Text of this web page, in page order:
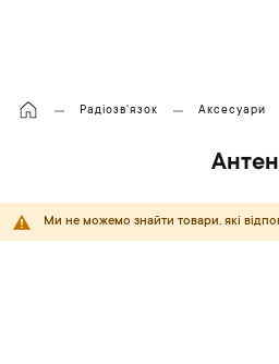
Радіозв'язок Аксесуари
Ми не можемо знайти товари, які